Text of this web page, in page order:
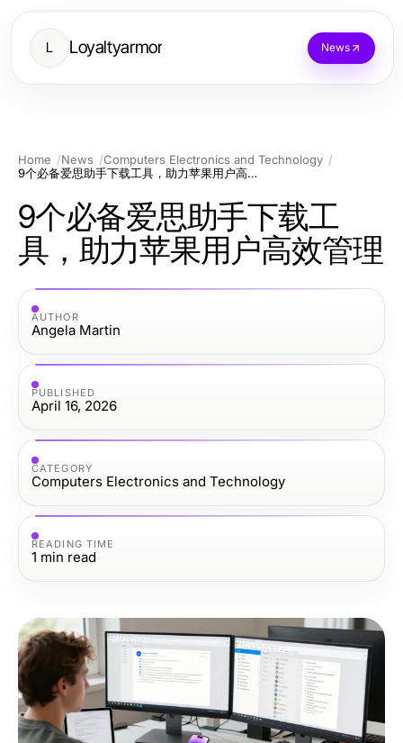
L Loyaltyarmor News
Home News
Computers Electronics and Technology
9个必备爱思助手下载工具，助力苹果用户高效管理
9个必备爱思助手下载工
具，助力苹果用户高效管理
AUTHOR
Angela Martin
PUBLISHED
April 16, 2026
CATEGORY
Computers Electronics and Technology
READING TIME
1 min read